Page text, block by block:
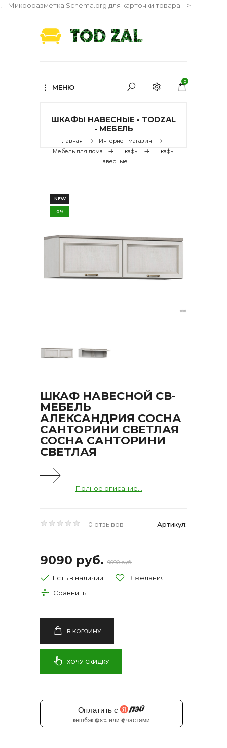
!-- Микроразметка Schema.org для карточки товара -->
МЕНЮ
0
ШКАФЫ НАВЕСНЫЕ - TODZAL
- МЕБЕЛЬ
Главная
Интернет-магазин
Мебель для дома
Шкафы
Шкафы
навесные
NEW
0%
ШКАФ НАВЕСНОЙ СВ-
МЕБЕЛЬ
АЛЕКСАНДРИЯ СОСНА
САНТОРИНИ СВЕТЛАЯ
СОСНА САНТОРИНИ
СВЕТЛАЯ
Полное описание...
0 отзывов Артикул:
9090 руб. 9090 руб.
Есть в наличии
В КОРЗИНУ
ХОЧУ СКИДКУ